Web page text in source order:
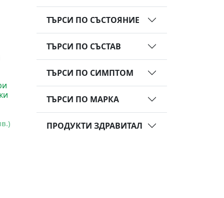
ТЪРСИ ПО СЪСТОЯНИЕ
ТЪРСИ ПО СЪСТАВ
ТЪРСИ ПО СИМПТОМ
ТЪРСИ ПО МАРКА
ПРОДУКТИ ЗДРАВИТАЛ